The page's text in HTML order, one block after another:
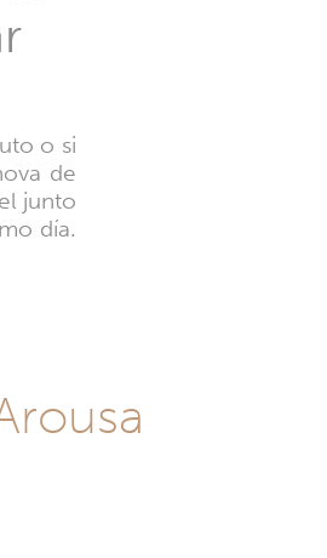
o si
de
junto
día.